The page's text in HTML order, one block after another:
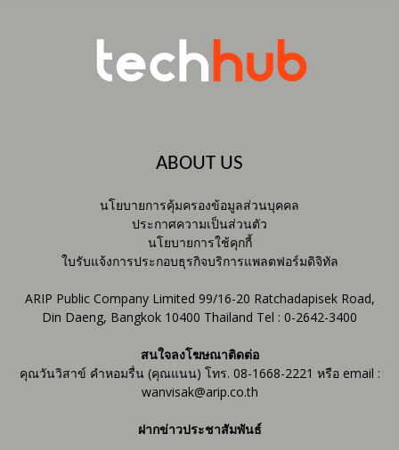
ABOUT US
นโยบายการคุ้มครองข้อมูลส่วนบุคคล
ประกาศความเป็นส่วนตัว
นโยบายการใช้คุกกี้
ใบรับแจ้งการประกอบธุรกิจบริการแพลตฟอร์มดิจิทัล
ARIP Public Company Limited 99/16-20 Ratchadapisek Road,
Din Daeng, Bangkok 10400 Thailand Tel : 0-2642-3400
สนใจลงโฆษณาติดต่อ
คุณวันวิสาข์ คำหอมรื่น (คุณแนน) โทร. 08-1668-2221 หรือ email :
wanvisak@arip.co.th
ฝากข่าวประชาสัมพันธ์